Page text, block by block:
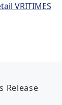
VRITIMES
Release